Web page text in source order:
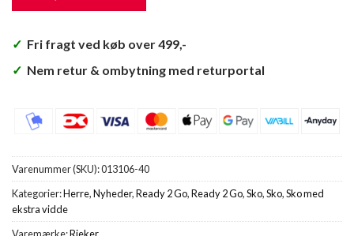
✓ Fri fragt ved køb over 499,-
✓ Nem retur & ombytning med returportal
Varenummer (SKU):013106-40
Kategorier:Herre,Nyheder,Ready 2 Go,Ready 2 Go,Sko,Sko,Sko med
ekstra vidde